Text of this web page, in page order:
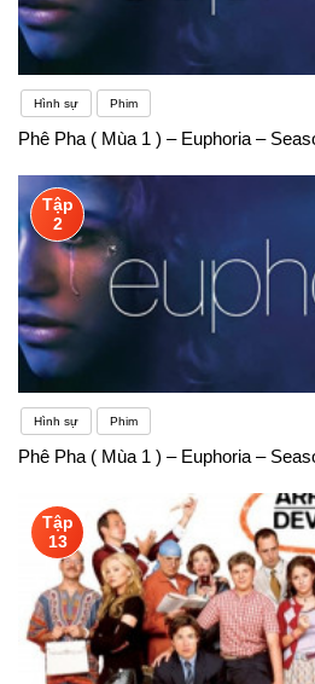
Hình sự Phim
Phê Pha ( Mùa 1 ) – Euphoria –
Tập
2
Hình sự Phim
Phê Pha ( Mùa 1 ) – Euphoria –
Tập
13